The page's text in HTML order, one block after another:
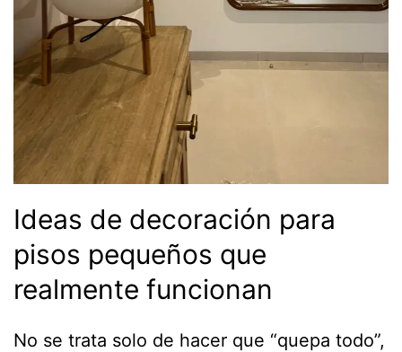
Ideas de decoración para
pisos pequeños que
realmente funcionan
No se trata solo de hacer que “quepa todo”,